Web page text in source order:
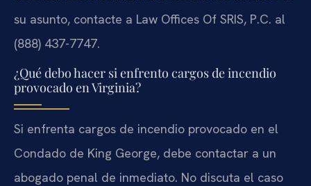
su asunto, contacte a Law Offices Of SRIS, P.C. al
(888) 437-7747.
¿Qué debo hacer si enfrento cargos de incendio
provocado en Virginia?
Si enfrenta cargos de incendio provocado en el
Condado de King George, debe contactar a un
abogado penal de inmediato. No discuta el caso